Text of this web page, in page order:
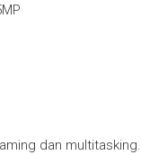
dan multitasking.